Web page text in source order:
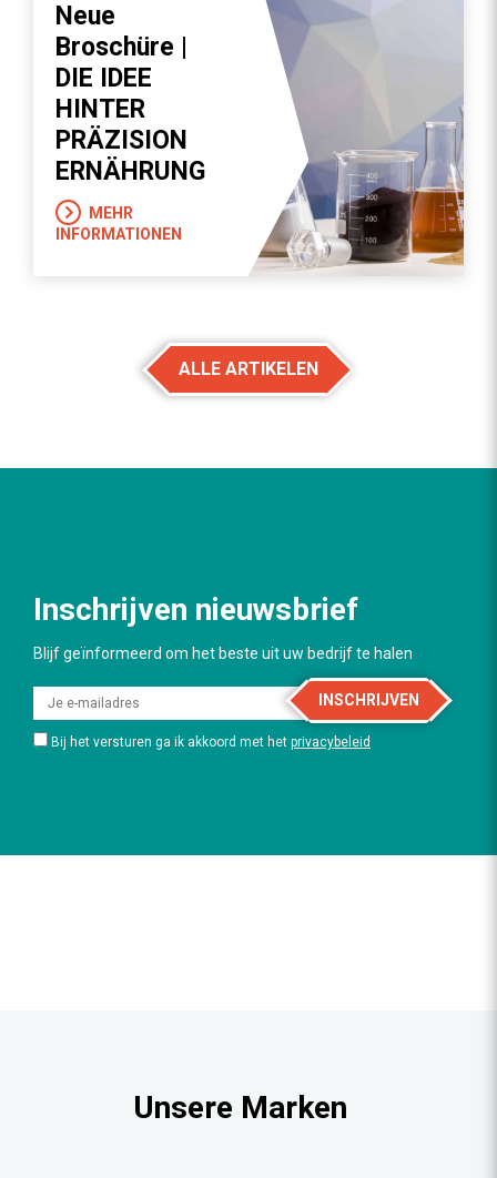
Neue
Broschüre |
DIE IDEE
HINTER
PRÄZISION
ERNÄHRUNG
MEHR
INFORMATIONEN
ALLE ARTIKELEN
Inschrijven nieuwsbrief
Blijf geïnformeerd om het beste uit uw bedrijf te halen
INSCHRIJVEN
Bij het versturen ga ik akkoord met het privacybeleid
Unsere Marken